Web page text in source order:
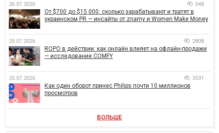
26.07.2026 548
От $700 до $15 000: сколько зарабатывают и тратят в
украинском PR — инсайты от znamy и Women Make Money
25.07.2026 2808
ROPO в действии: как онлайн влияет на офлайн-продажи
— исследование COMFY
25.07.2026 3531
Как один оборот принес Philips почти 10 миллионов
просмотров
БОЛЬШЕ